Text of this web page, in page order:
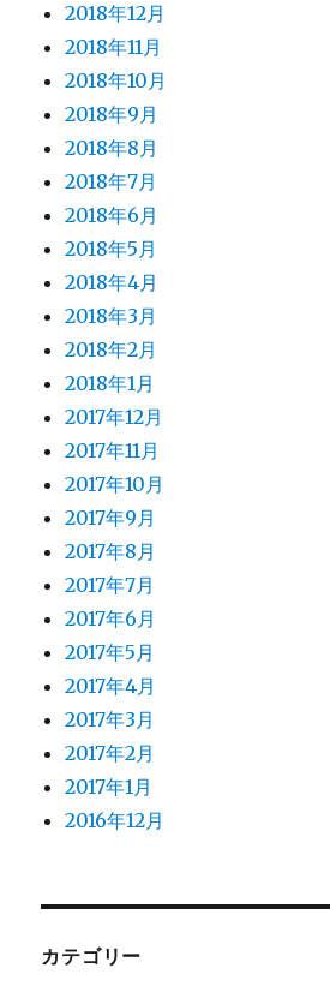
2018年12月
2018年11月
2018年10月
2018年9月
2018年8月
2018年7月
2018年6月
2018年5月
2018年4月
2018年3月
2018年2月
2018年1月
2017年12月
2017年11月
2017年10月
2017年9月
2017年8月
2017年7月
2017年6月
2017年5月
2017年4月
2017年3月
2017年2月
2017年1月
2016年12月
カテゴリー